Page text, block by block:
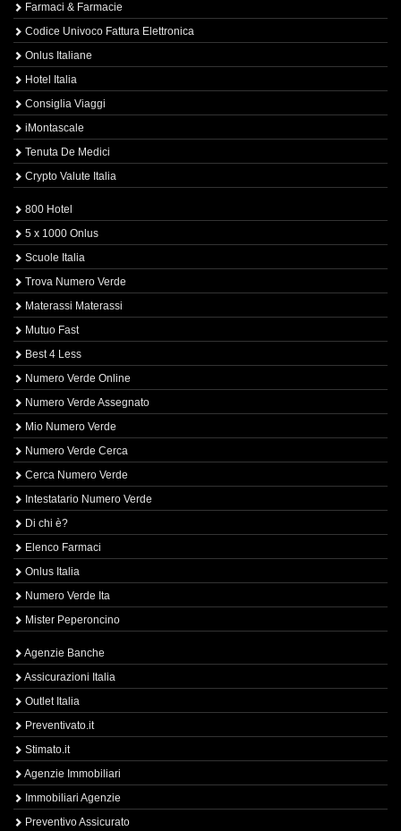
Farmaci & Farmacie
Codice Univoco Fattura Elettronica
Onlus Italiane
Hotel Italia
Consiglia Viaggi
iMontascale
Tenuta De Medici
Crypto Valute Italia
800 Hotel
5 x 1000 Onlus
Scuole Italia
Trova Numero Verde
Materassi Materassi
Mutuo Fast
Best 4 Less
Numero Verde Online
Numero Verde Assegnato
Mio Numero Verde
Numero Verde Cerca
Cerca Numero Verde
Intestatario Numero Verde
Di chi è?
Elenco Farmaci
Onlus Italia
Numero Verde Ita
Mister Peperoncino
Agenzie Banche
Assicurazioni Italia
Outlet Italia
Preventivato.it
Stimato.it
Agenzie Immobiliari
Immobiliari Agenzie
Preventivo Assicurato